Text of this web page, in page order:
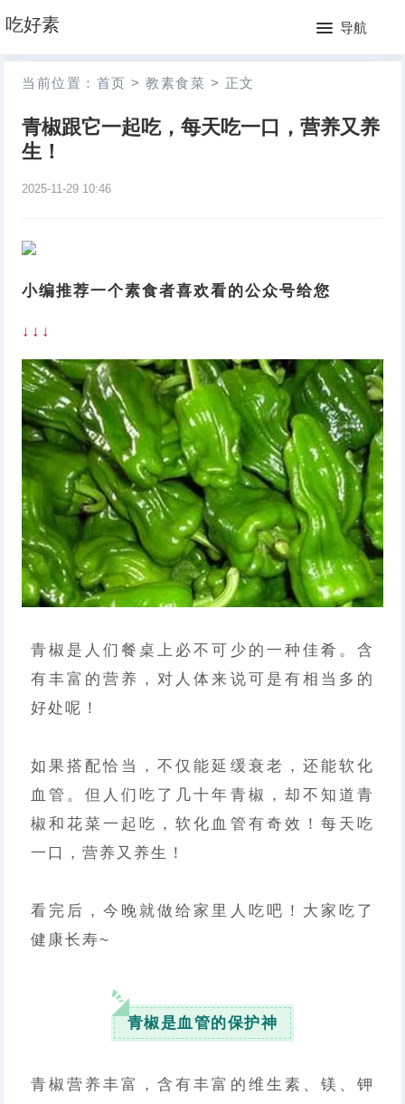
吃好素 导航
网
站
月
当前位置： 首页 > 教素食菜 > 正文
青椒跟它一起吃，每天吃一口，营养又养
生！
2025-11-29 10:46
小编推荐一个素食者喜欢看的公众号给您
↓↓↓
青椒是人们餐桌上必不可少的一种佳肴。含
有丰富的营养，对人体来说可是有相当多的
好处呢！
如果搭配恰当，不仅能延缓衰老，还能软化
血管。但人们吃了几十年青椒，却不知道青
椒和花菜一起吃，软化血管有奇效！每天吃
一口，营养又养生！
看完后，今晚就做给家里人吃吧！大家吃了
健康长寿~
青椒是血管的保护神
青椒营养丰富，含有丰富的维生素、镁、钾